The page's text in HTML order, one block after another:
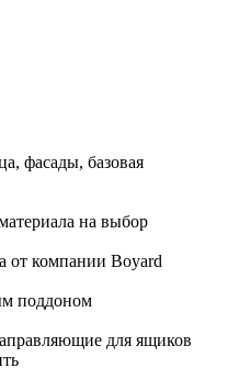
фасады, базовая
на выбор
от компании Boyard
поддоном
для ящиков